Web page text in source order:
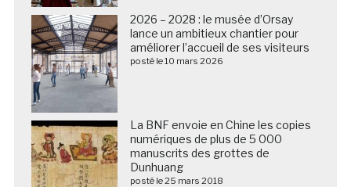
2026 – 2028 : le musée d’Orsay
lance un ambitieux chantier pour
améliorer l’accueil de ses visiteurs
posté le 10 mars 2026
La BNF envoie en Chine les copies
numériques de plus de 5 000
manuscrits des grottes de
Dunhuang
posté le 25 mars 2018